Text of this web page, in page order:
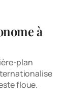
à
plan
floue.